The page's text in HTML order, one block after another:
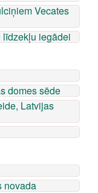
Vecates
iegādei
domes sēde
Latvijas
novada